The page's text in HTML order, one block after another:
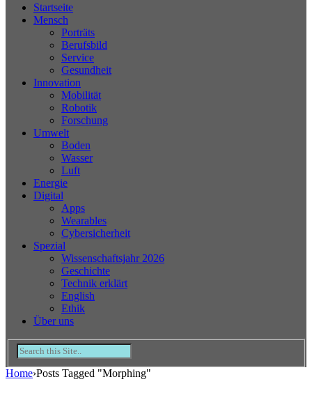
Startseite
Mensch
Porträts
Berufsbild
Service
Gesundheit
Innovation
Mobilität
Robotik
Forschung
Umwelt
Boden
Wasser
Luft
Energie
Digital
Apps
Wearables
Cybersicherheit
Spezial
Wissenschaftsjahr 2026
Geschichte
Technik erklärt
English
Ethik
Über uns
Home›Posts Tagged "Morphing"